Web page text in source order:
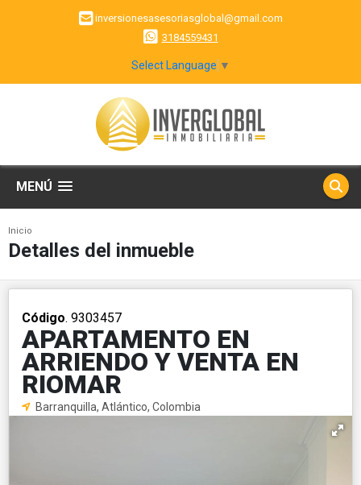
inversionesasesoriasglobal@gmail.com
3184559431
Select Language ▼
MENÚ
Inicio
Detalles del inmueble
Código. 9303457
APARTAMENTO EN
ARRIENDO Y VENTA EN
RIOMAR
Barranquilla, Atlántico, Colombia